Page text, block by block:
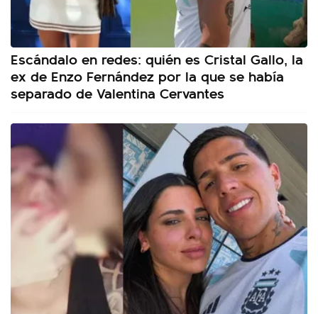
Escándalo en redes: quién es Cristal Gallo, la
ex de Enzo Fernández por la que se había
separado de Valentina Cervantes